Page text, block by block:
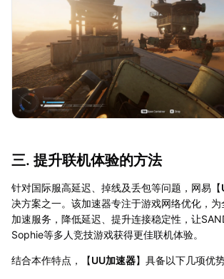
三. 提升联机体验的方法
针对国际服高延迟、掉线及丢包等问题，网易【
决方案之一。该加速器专注于游戏网络优化，
加速服务，降低延迟、提升连接稳定性，让
Sophie等多人竞技游戏获得更佳联机体验。
结合本作特点，【UU加速器】具备以下几项优势